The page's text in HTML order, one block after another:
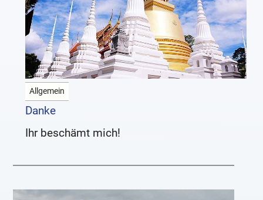
Allgemein
Danke
Ihr beschämt mich!